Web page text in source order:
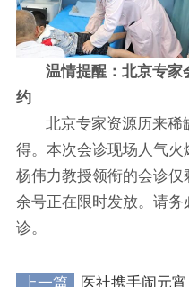
温情提醒：北京专家
约
北京专家资源历来稀
得。本次会诊现场人气火
杨伟力教授领衔的会诊
余号正在限时发放。请
诊。
上一篇
医社携手闹元